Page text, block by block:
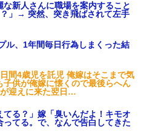
な新人さんに職場を案内すること
」→ 突然、突き飛ばされて左手
ル、1年間毎日行為しまくった結
間4歳児を託児 俺嫁はそこまで気
供が俺嫁に懐くので最後らへん
迎えに来た翌日…
る？」嫁「臭いんだよ！キモオ
てる。で、なんで告白してきた